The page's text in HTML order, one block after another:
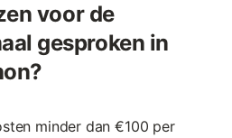
voor de
gesproken in
minder dan €100 per